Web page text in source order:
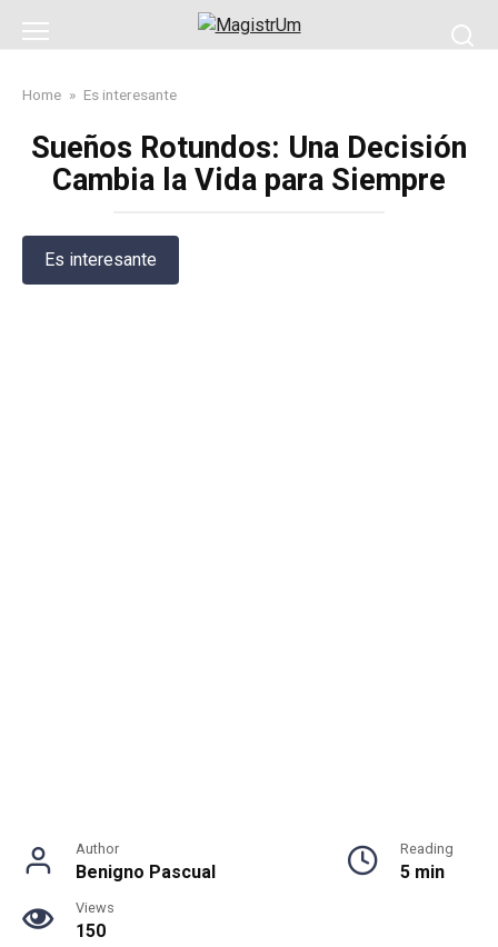
Home » Es interesante
Sueños Rotundos: Una Decisión
Cambia la Vida para Siempre
Es interesante
Author
Benigno Pascual
Reading
5 min
Views
150